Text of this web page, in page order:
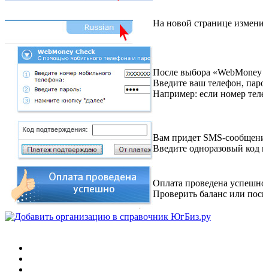
На новой странице
После выбора «WebMon
Введите ваш телефон,
Например: если номер
Вам придет SMS-
Введите одноразовый
Оплата проведена
Проверить баланс или